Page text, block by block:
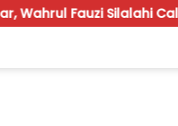
Calon Tunggal